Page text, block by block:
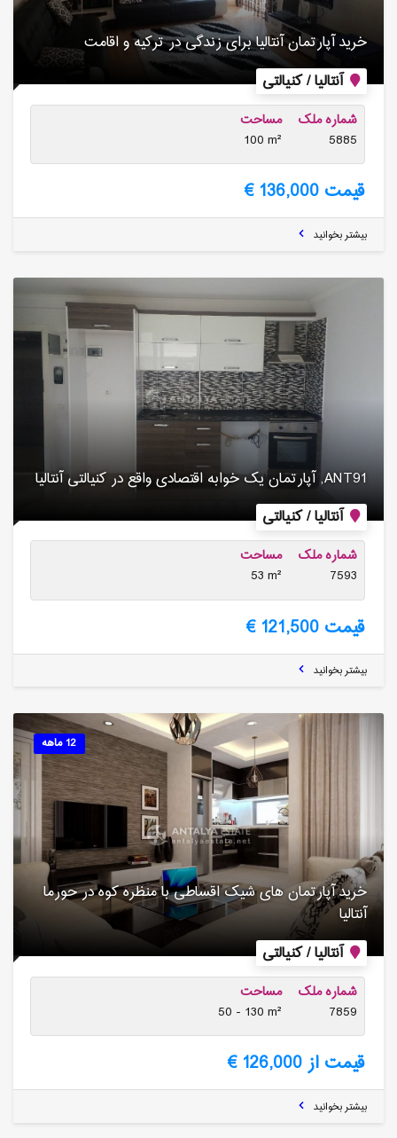
آنتالیا / کنیالتی
خرید آپارتمان آنتالیا برای زندگی در تركیه و اقامت
شماره ملک
5885
مساحت
100 m²
قیمت 136,000 €
بیشتر بخوانید
آنتالیا / کنیالتی
ANT91, آپارتمان یک خوابه اقتصادی واقع در کنیالتی آنتالیا
شماره ملک
7593
مساحت
53 m²
قیمت 121,500 €
بیشتر بخوانید
12 ماهه
آنتالیا / کنیالتی
خرید آپارتمان های شیک اقساطی با منظره کوه در حورما
آنتالیا
شماره ملک
7859
مساحت
50 - 130 m²
قیمت از 126,000 €
بیشتر بخوانید